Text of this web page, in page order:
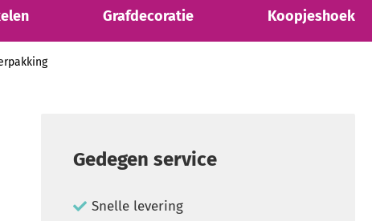
Grafdecoratie Koopjeshoek
Gedegen service
Snelle levering